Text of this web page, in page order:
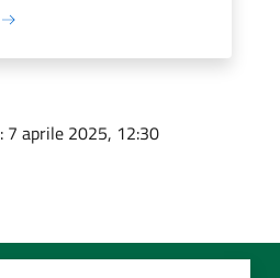
: 7 aprile 2025, 12:30